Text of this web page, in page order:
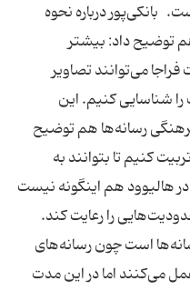
بانکی‌پور درباره نحوه
توضیح داد: بیشتر
فراجا می‌توانند تصاویر
شناسایی کنیم. این
رسانه‌ها هم توضیح
کنیم تا بتوانند به
هم اینگونه نیست
را رعایت کند.
است چون رسانه‌های
می‌کنند اما در این مدت